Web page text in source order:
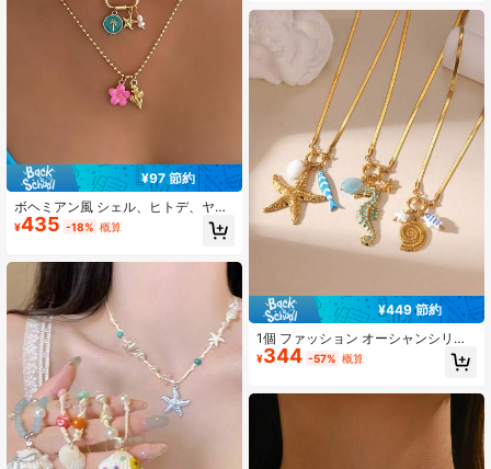
¥97 節約
ボヘミアン風 シェル、ヒトデ、ヤシ
の木、花、フェイクパール ペンダン
トネックレスセット3点入り、多層着
クレス、女性の日常着、デート、パ
ーティー、夏休みに適しています
¥435 -18% 概算
¥449 節約
1個 ファッション オーシャンシリー
ズ ヒトデペンダントネックレス、18
Kゴールドメッキ ステンレススチー
ユニセックス、日常着用に適してい
ます
¥344 -57% 概算